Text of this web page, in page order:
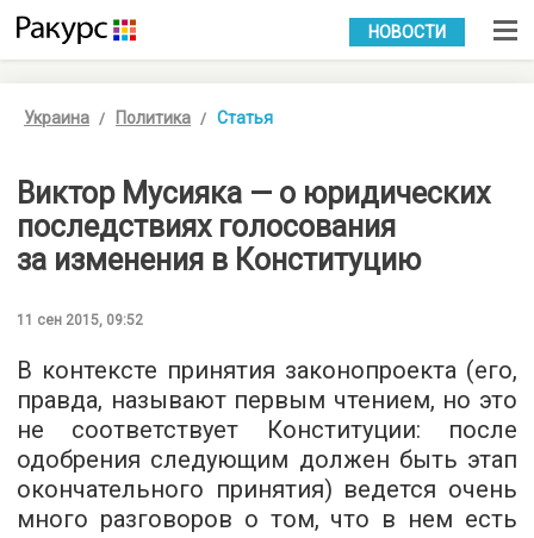
УКР РУС
НОВОСТИ
Украина Политика Статья
Виктор Мусияка — о юридических
последствиях голосования
за изменения в Конституцию
11 сен 2015, 09:52
В контексте принятия законопроекта (его,
правда, называют первым чтением, но это
не соответствует Конституции: после
одобрения следующим должен быть этап
окончательного принятия) ведется очень
много разговоров о том, что в нем есть